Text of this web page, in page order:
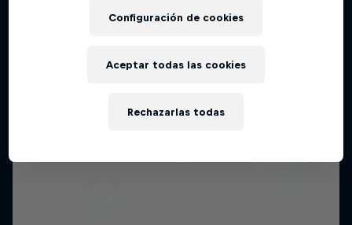
Configuración de cookies
Rechazarlas todas
Aceptar todas las cookies